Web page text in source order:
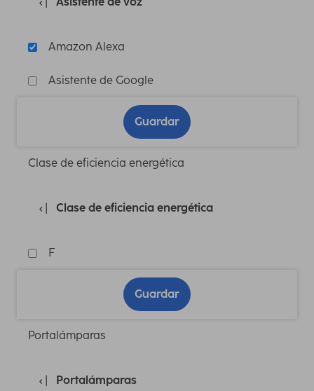
Amazon Alexa
Asistente de Google
Guardar
Clase de eficiencia energética
Clase de eficiencia energética
F
Guardar
Portalámparas
Portalámparas